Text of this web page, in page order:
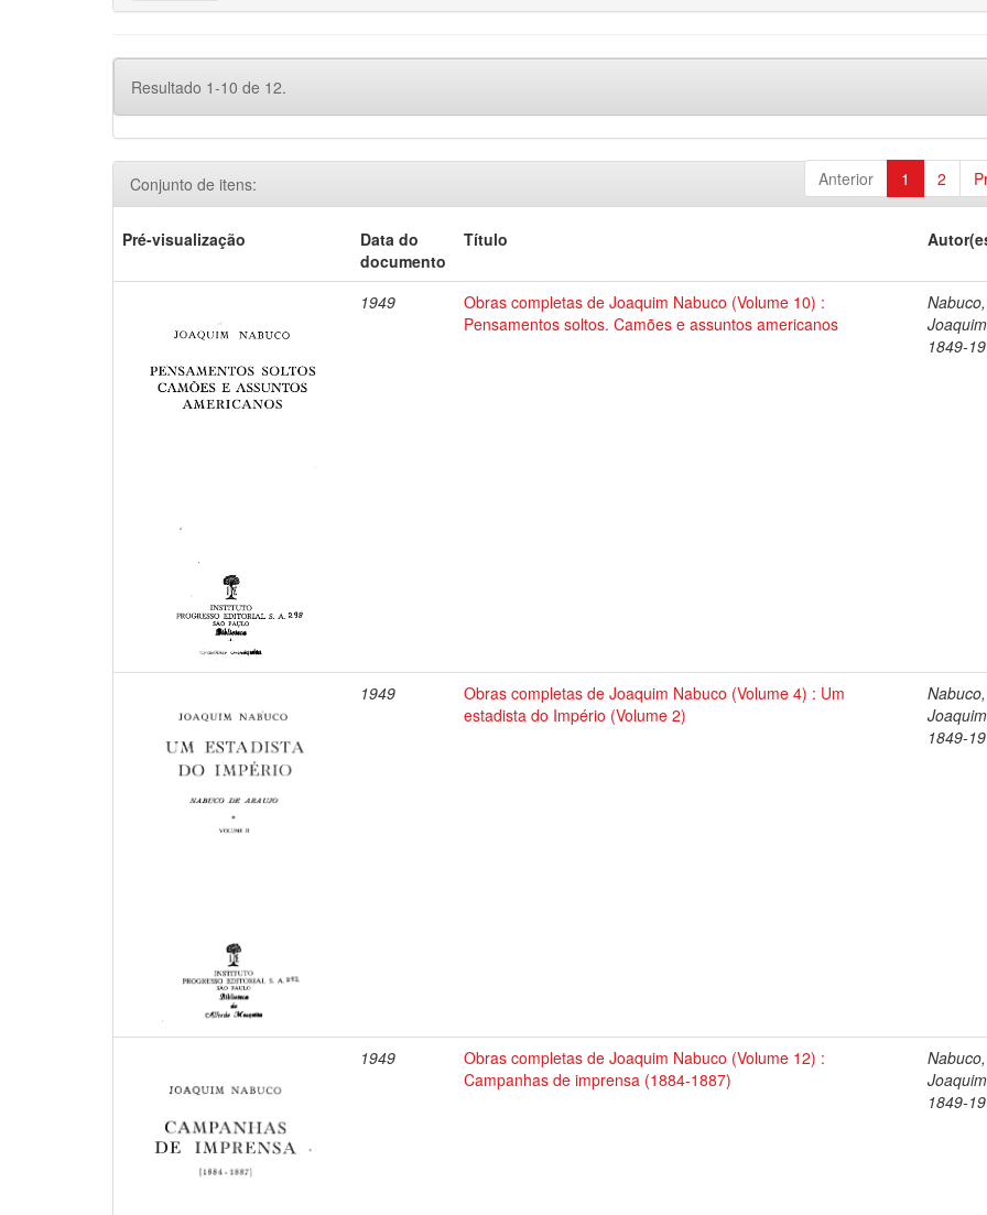
Resultado 1-10 de 12.
Anterior 1 2
Conjunto de itens:
Pré-visualização
Data do
documento
Título
1949
Obras completas de Joaquim Nabuco (Volume 10) :
Pensamentos soltos. Camões e assuntos americanos
Nabuco,
1849-
1949
Obras completas de Joaquim Nabuco (Volume 4) : Um
estadista do Império (Volume 2)
Nabuco,
1849-
1949
Obras completas de Joaquim Nabuco (Volume 12) :
Campanhas de imprensa (1884-1887)
Nabuco,
1849-